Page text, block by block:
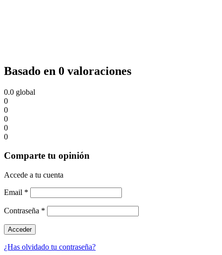
Basado en 0 valoraciones
0.0 global
0
0
0
0
0
Comparte tu opinión
Accede a tu cuenta
Email *
Contraseña *
¿Has olvidado tu contraseña?